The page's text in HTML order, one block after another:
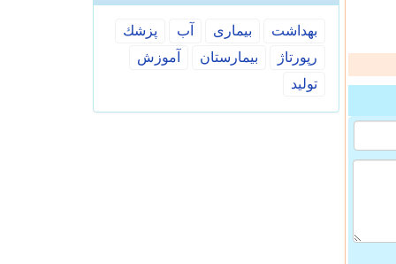
بهداشت بیماری آب
پزشك
رپورتاژ
بیمارستان
آموزش
تولید